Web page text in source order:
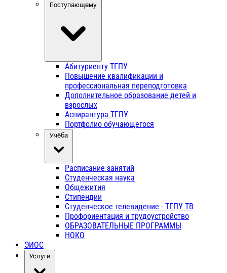
Поступающему
Абитуриенту ТГПУ
Повышение квалификации и
профессиональная переподготовка
Дополнительное образование детей и
взрослых
Аспирантура ТГПУ
Портфолио обучающегося
Учёба
Расписание занятий
Студенческая наука
Общежития
Стипендии
Студенческое телевидение - ТГПУ ТВ
Профориентация и трудоустройство
ОБРАЗОВАТЕЛЬНЫЕ ПРОГРАММЫ
НОКО
ЭИОС
Услуги